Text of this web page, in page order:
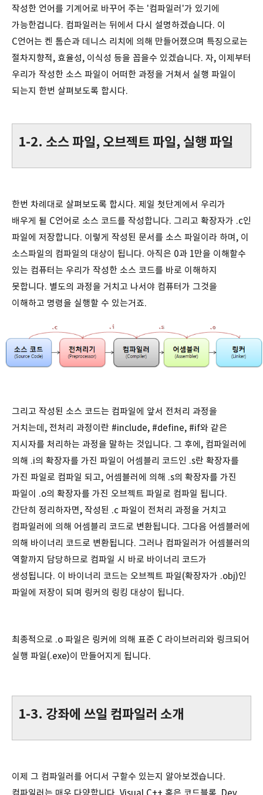
작성한 언어를 기계어로 바꾸어 주는 '컴파일러'가 있기에
가능한겁니다. 컴파일러는 뒤에서 다시 설명하겠습니다. 이
C언어는 켄 톰슨과 데니스 리치에 의해 만들어졌으며 특징으로는
절차지향적, 효율성, 이식성 등을 꼽을수 있겠습니다. 자, 이제부터
우리가 작성한 소스 파일이 어떠한 과정을 거쳐서 실행 파일이
되는지 한번 살펴보도록 합시다.
1-2. 소스 파일, 오브젝트 파일, 실행 파일
한번 차례대로 살펴보도록 합시다. 제일 첫단계에서 우리가
배우게 될 C언어로 소스 코드를 작성합니다. 그리고 확장자가 .c인
파일에 저장합니다. 이렇게 작성된 문서를 소스 파일이라 하며, 이
소스파일의 컴파일의 대상이 됩니다. 아직은 0과 1만을 이해할수
있는 컴퓨터는 우리가 작성한 소스 코드를 바로 이해하지
못합니다. 별도의 과정을 거치고 나서야 컴퓨터가 그것을
이해하고 명령을 실행할 수 있는거죠.
그리고 작성된 소스 코드는 컴파일에 앞서 전처리 과정을
거치는데, 전처리 과정이란 #include, #define, #if와 같은
지시자를 처리하는 과정을 말하는 것입니다. 그 후에, 컴파일러에
의해 .i의 확장자를 가진 파일이 어셈블리 코드인 .s란 확장자를
가진 파일로 컴파일 되고, 어셈블러에 의해 .s의 확장자를 가진
파일이 .o의 확장자를 가진 오브젝트 파일로 컴파일 됩니다.
간단히 정리하자면, 작성된 .c 파일이 전처리 과정을 거치고
컴파일러에 의해 어셈블리 코드로 변환됩니다. 그다음 어셈블러에
의해 바이너리 코드로 변환됩니다. 그러나 컴파일러가 어셈블러의
역할까지 담당하므로 컴파일 시 바로 바이너리 코드가
생성됩니다. 이 바이너리 코드는 오브젝트 파일(확장자가 .obj)인
파일에 저장이 되며 링커의 링킹 대상이 됩니다.
최종적으로 .o 파일은 링커에 의해 표준 C 라이브러리와 링크되어
실행 파일(.exe)이 만들어지게 됩니다.
1-3. 강좌에 쓰일 컴파일러 소개
이제 그 컴파일러를 어디서 구할수 있는지 알아보겠습니다.